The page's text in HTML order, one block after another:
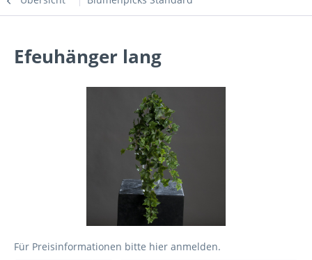
Efeuhänger lang
Für Preisinformationen bitte hier anmelden.